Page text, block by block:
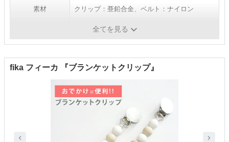
素材 クリップ：亜鉛合金、ベルト：ナイロン
幅30×奥行40×高さ70mm
全てを見る
fika フィーカ 『ブランケットクリップ』